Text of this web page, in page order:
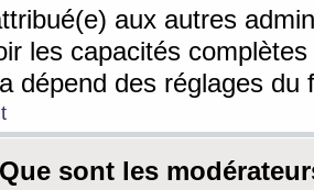
aux autres
les capacités
dépend des réglages du
sont les